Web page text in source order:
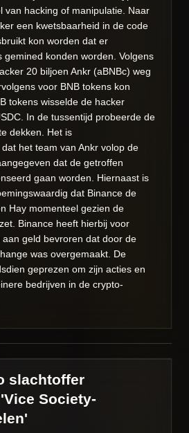
van hacking of manipulatie. Naar
een kwetsbaarheid in de code
kon worden dat er
gemined konden worden. Volgens
20 biljoen Ankr (aBNBc) weg
voor BNB tokens kon
tokens wisselde de hacker
In de tussentijd probeerde de
dekken. Het is
het team van Ankr volop de
dat de getroffen
gaan worden. Hiernaast is
dat Binance de
Hay momenteel gezien de
Binance heeft hierbij voor
geld bevroren dat door de
was overgemaakt. De
geprezen om zijn acties en
bedrijven in de crypto-
slachtoffer
Society-